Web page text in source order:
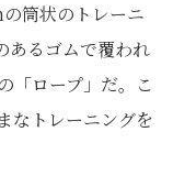
筒状のトレーニ
あるゴムで覆われ
「ロープ」だ。こ
なトレーニングを